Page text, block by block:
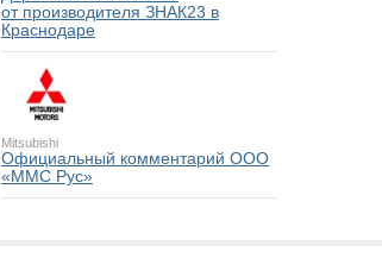
от производителя ЗНАК23 в
Краснодаре
Mitsubishi
Официальный комментарий ООО
«ММС Рус»